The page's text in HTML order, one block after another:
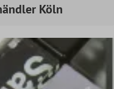
Köln